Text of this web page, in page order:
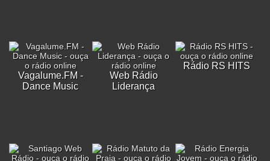
Vagalume.FM -
Dance Music
Web Rádio
Liderança
Rádio RS HITS